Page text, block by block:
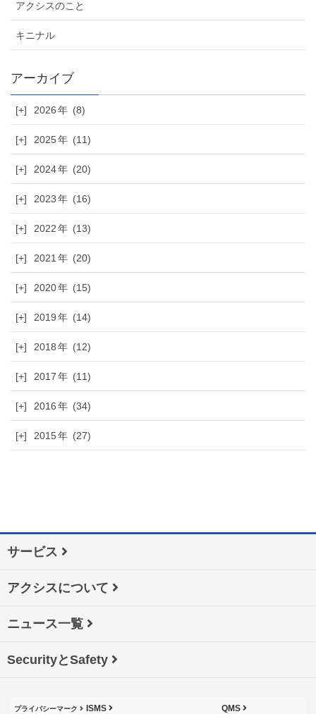
アクシスのこと
キニナル
[+] 2026 (8)
[+] 2025 (11)
[+] 2024 (20)
[+] 2023 (16)
[+] 2022 (13)
[+] 2021 (20)
[+] 2020 (15)
[+] 2019 (14)
[+] 2018 (12)
[+] 2017 (11)
[+] 2016 (34)
[+] 2015 (27)
サービス
アクシスについて
ニュース一覧
SecurityとSafety
プライバシーマーク ISMS QMS